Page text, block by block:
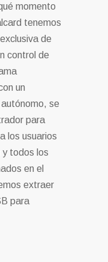
momento
tenemos
de
control de
un
se
para
los usuarios
y todos los
en el
extraer
para